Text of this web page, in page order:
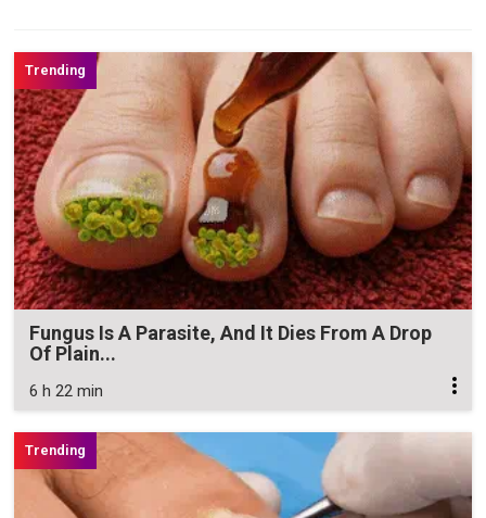
Fungus Is A Parasite, And It Dies From A Drop
Of Plain...
6 h 22 min